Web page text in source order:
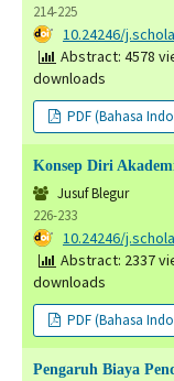
214-225
DOI: 10.24246/
Abstract: 4578
downloads
PDF (Bahasa
Konsep Diri
Jusuf Blegur
226-233
DOI: 10.24246/
Abstract: 2337
downloads
PDF (Bahasa
Pengaruh Biaya